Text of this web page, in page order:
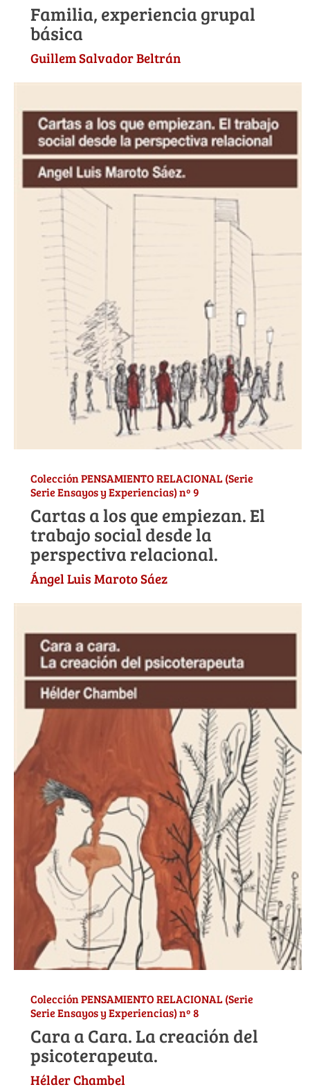
Familia, experiencia grupal
básica
Guillem Salvador Beltrán
Colección PENSAMIENTO RELACIONAL (Serie
Serie Ensayos y Experiencias) nº 9
Cartas a los que empiezan. El
trabajo social desde la
perspectiva relacional.
Ángel Luis Maroto Sáez
Colección PENSAMIENTO RELACIONAL (Serie
Serie Ensayos y Experiencias) nº 8
Cara a Cara. La creación del
psicoterapeuta.
Hélder Chambel